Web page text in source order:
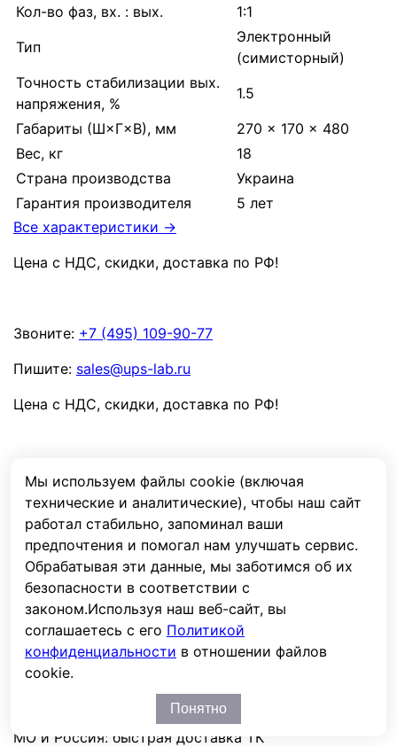
Мы используем файлы cookie (включая
технические и аналитические), чтобы наш сайт
работал стабильно, запоминал ваши
предпочтения и помогал нам улучшать сервис.
Обрабатывая эти данные, мы заботимся об их
безопасности в соответствии с
законом.Используя наш веб-сайт, вы
соглашаетесь с его Политикой
конфиденциальности в отношении файлов
cookie.
Понятно
Кол-во фаз, вх. : вых.
1:1
Тип
Электронный
(симисторный)
Точность стабилизации вых.
напряжения, %
1.5
Габариты (Ш×Г×В), мм
270 × 170 × 480
Вес, кг
18
Страна производства
Украина
Гарантия производителя
5 лет
Все характеристики →
Цена с НДС, скидки, доставка по РФ!
Звоните: +7 (495) 109-90-77
Пишите: sales@ups-lab.ru
Цена с НДС, скидки, доставка по РФ!
Звоните: +7 (495) 109-90-77
Пишите:sales@ups-lab.ru
🏭 Опт. склад: в наличии
📦 Самовывоз: под заказ
🚚 Москва: 3-4 дн.
✈️ МО и Россия: по тарифам ТК
🏭Наличие
На оптовом складе: в наличии
В точке самовывоза:
Доставка — по тарифам ТК
в течение 3 - 4 дней
МО и Россия: быстрая доставка ТК